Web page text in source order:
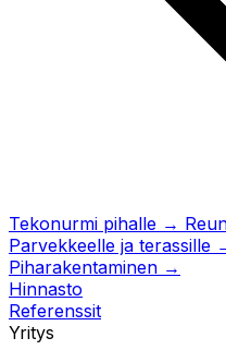
Tekonurmi pihalle →
Parvekkeelle ja terassille
Piharakentaminen →
Hinnasto
Referenssit
Yritys